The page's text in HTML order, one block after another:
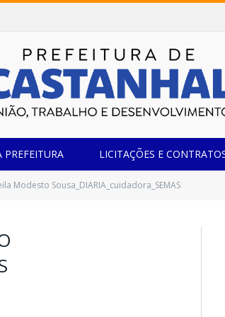
LICITAÇÕES E
Modesto Sousa_DIARIA_cuidadora_SEMAS